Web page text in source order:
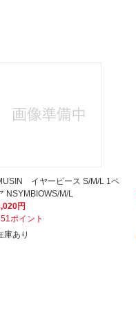
イヤーピース S/M/L 1ペ
NSYMBIOWS/M/L
円
ポイント
庫あり